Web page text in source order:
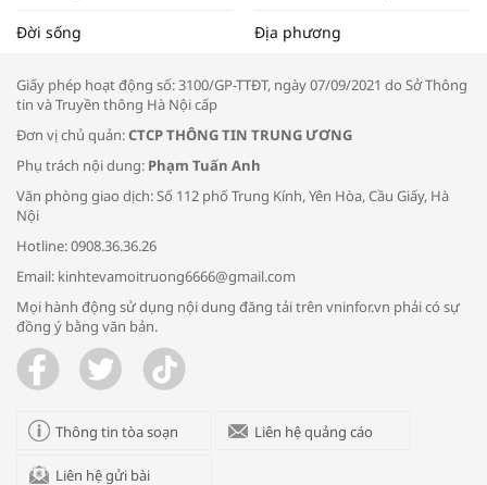
Tọa đàm “Xúc tiến thương mại: Khơi
thông đầu ra cho sản phẩm OCOP”
Bác sĩ tư vấn cách phòng tránh bệnh
đường hô hấp trong thời tiết giao mùa
Trao yêu thương cho em
Đời sống Địa phương
Giấy phép hoạt động số: 3100/GP-TTĐT, ngày 07/09/2021 do Sở Thông
tin và Truyền thông Hà Nội cấp
Đơn vị chủ quản:CTCP THÔNG TIN TRUNG ƯƠNG
Phụ trách nội dung: Phạm Tuấn Anh
Văn phòng giao dịch: Số 112 phố Trung Kính, Yên Hòa, Cầu Giấy, Hà
Nội
Hotline: 0908.36.36.26
Email: kinhtevamoitruong6666@gmail.com
Mọi hành động sử dụng nội dung đăng tải trên vninfor.vn phải có sự
đồng ý bằng văn bản.
Thông tin tòa soạn Liên hệ quảng cáo
Liên hệ gửi bài